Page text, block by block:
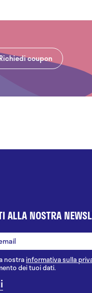
Richiedi coupon
ALLA NOSTRA
nostrainformativa sulla
dei tuoi dati.